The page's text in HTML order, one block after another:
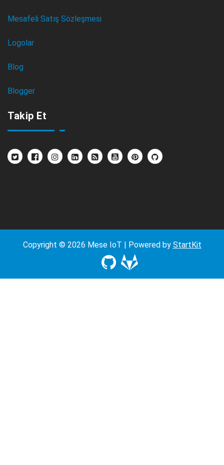
Mesafeli Satış Sözleşmesi
Logolar
Blog
Blogger
Takip Et
Copyright © 2026 Mese IoT | Powered by StartKit